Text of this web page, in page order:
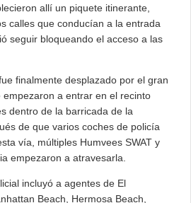
allí un piquete itinerante,
calles que conducían a la entrada
seguir bloqueando el acceso a las
finalmente desplazado por el gran
a entrar en el recinto
dentro de la barricada de la
de que varios coches de policía
vía, múltiples Humvees SWAT y
empezaron a atravesarla.
incluyó a agentes de El
Beach, Hermosa Beach,